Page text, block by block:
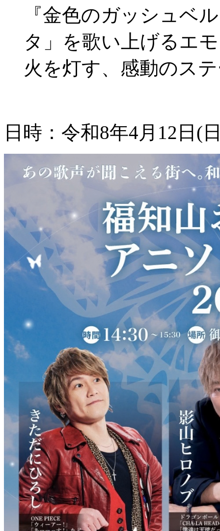
『金色のガッシュベ
タ」を歌い上げるエ
火を灯す、感動のス
日時：令和8年4月12日(